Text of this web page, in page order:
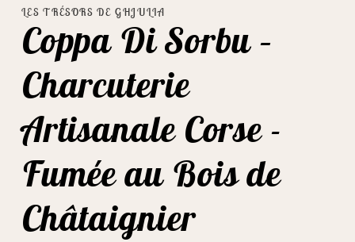
média
1
dans
une
fenêtre
LES TRÉSORS DE GHJULIA
Coppa Di Sorbu –
Charcuterie
Artisanale Corse -
Fumée au Bois de
Châtaignier